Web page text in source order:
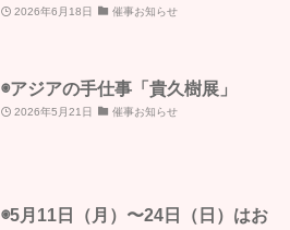
2026年6月18日 催事お知らせ
◉アジアの手仕事「貴久樹展」
2026年5月21日 催事お知らせ
◉5月11日（月）〜24日（日）はお